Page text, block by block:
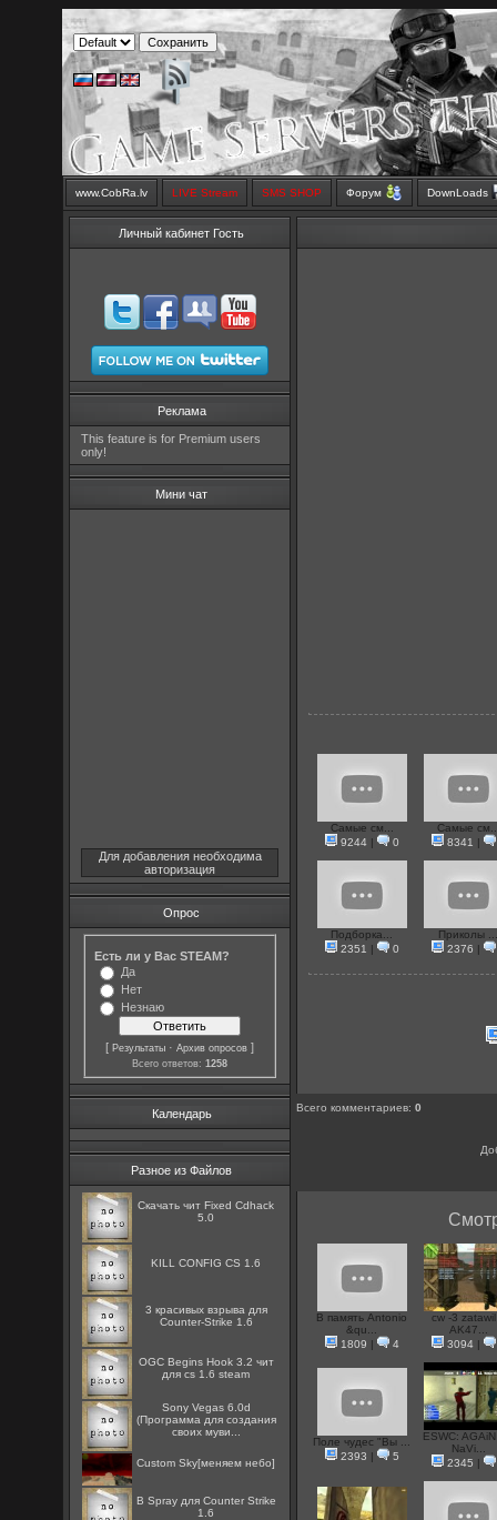
www.CobRa.lv LIVE Stream SMS SHOP Форум DownLoads
Личный кабинет Гость
Реклама
This feature is for Premium users
only!
Мини чат
Для добавления необходима
авторизация
Опрос
Есть ли у Вас STEAM?
Да
Нет
Незнаю
[Результаты ·Архив опросов ]
Всего ответов:1258
Календарь
Разное из Файлов
Скачать чит Fixed Cdhack
5.0
KILL CONFIG CS 1.6
3 красивых взрыва для
Counter-Strike 1.6
OGC Begins Hook 3.2 чит
для cs 1.6 steam
Sony Vegas 6.0d
(Программа для создания
своих муви...
Custom Sky[меняем небо]
B Spray для Counter Strike
1.6
Самые см...
9244| 0
Самые
8341 |
Подборка...
2351 | 0
Приколы
2376 |
Всего комментариев:0
В память Antonio
&qu...
1809 | 4
cw -3
AK47...
3094|
Поле чудес "Вы ...
2393 | 5
ESWC:
NaVi...
2345 |